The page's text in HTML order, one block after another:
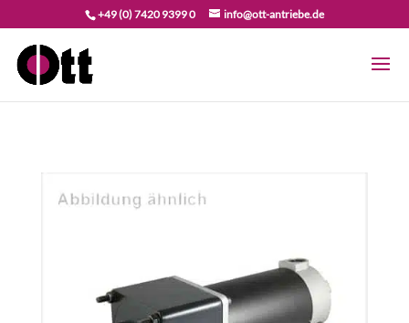
+49 (0) 7420 9399 0 info@ott-antriebe.de